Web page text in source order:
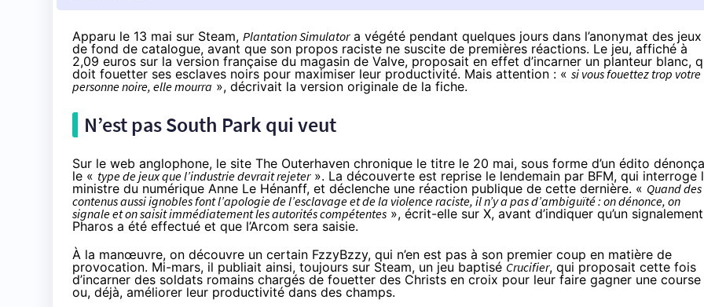
Apparu le 13 mai sur Steam, Plantation Simulatora végété pendant quelques jours dans l’anonymat des jeux
de fond de catalogue, avant que son propos raciste ne suscite de premières réactions. Le jeu, affiché à
2,09 euros sur la version française du magasin de Valve, proposait en effet d’incarner un planteur blanc,
doit fouetter ses esclaves noirs pour maximiser leur productivité. Mais attention : « si vous fouettez trop votre
personne noire, elle mourra », décrivait la version originale de la fiche.
N’est pas South Park qui veut
Sur le web anglophone, le site The Outerhaven chronique le titre le 20 mai, sous forme d’un édito
le « type de jeux que l’industrie devrait rejeter». La découverte est reprise le lendemain par BFM, qui interroge
ministre du numérique Anne Le Hénanff, et déclenche une réaction publique de cette dernière. « Quand des
contenus aussi ignobles font l’apologie de l’esclavage et de la violence raciste, il n’y a pas d’ambiguïté : on dénonce, on
signale et on saisit immédiatement les autorités compétentes », écrit-elle sur X, avant d’indiquer qu’un signalement
Pharos a été effectué et que l’Arcom sera saisie.
À la manœuvre, on découvre un certain FzzyBzzy, qui n’en est pas à son premier coup en matière de
provocation. Mi-mars, il publiait ainsi, toujours sur Steam, un jeu baptisé Crucifier, qui proposait cette fois
d’incarner des soldats romains chargés de fouetter des Christs en croix pour leur faire gagner une course
ou, déjà, améliorer leur productivité dans des champs.